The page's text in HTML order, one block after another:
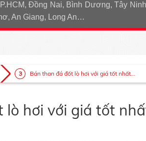
Đồng Nai, Bình Dương, Tây
An Giang, Long An…
Bán than đá đốt lò hơi với giá tốt nhất...
lò hơi với giá tốt